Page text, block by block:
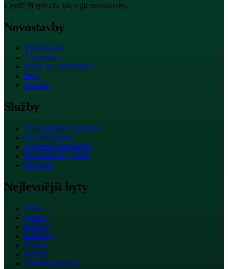
Chytřejší způsob, jak najít novostavbu.
Novostavby
Vyhledávání
AI poradce
Index cen novostaveb
Blog
Kontakt
Služby
Pro kupující0 % provize
Pro developery
Investiční kalkulačka
Developerský portál
Můj účet
Nejlevnější byty
Praha
Praha 5
Praha 9
Praha 10
Kladno
Beroun
Středočeský kraj